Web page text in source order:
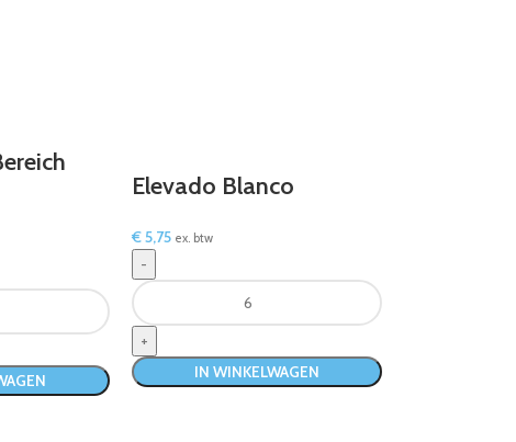
Elevado Blanco
€5,75 ex. btw
IN WINKELWAGEN